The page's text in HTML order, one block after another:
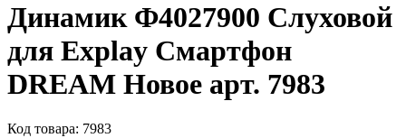
Динамик Ф4027900 Слуховой
для Explay Смартфон
DREAM Новое арт. 7983
Код товара: 7983